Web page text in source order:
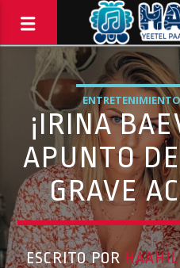
ENTRETENIMIENTO
¡IRINA
APUNTO
GRAVE
ESCRITO POR